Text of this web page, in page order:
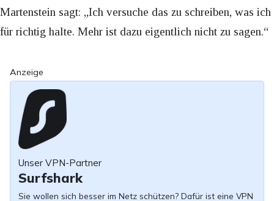
Martenstein sagt: „Ich versuche das zu schreiben, was ich
für richtig halte. Mehr ist dazu eigentlich nicht zu sagen.“
Anzeige
Unser VPN-Partner
Surfshark
Sie wollen sich besser im Netz schützen? Dafür ist eine VPN